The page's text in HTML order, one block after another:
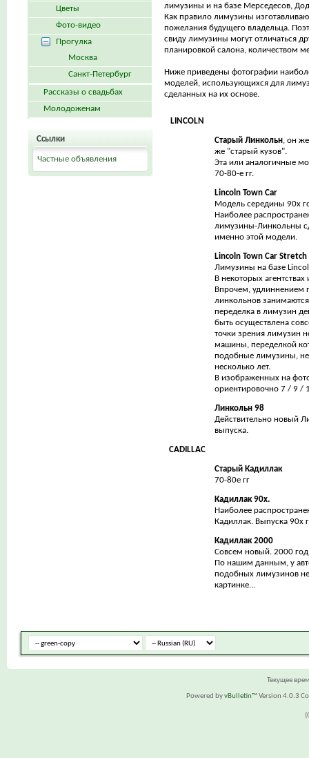
лимузины и на базе Мерседесов,
Как правило лимузины
пожелания будущего владельца.
свиду лимузины могут отличаться
планировкой салона, количеством
Ниже приведены фотографии
моделей, использующихся для
сделанных на их основе.
LINCOLN
Старый Линкольн , он
же "старый кузов".
Эта или аналогичные
70-80-е гг.
Lincoln Town Car
Модель середины 90х
Наиболее
лимузины-Линкольны
именно этой модели.
Lincoln Town Car Stretch
Лимузины на базе
В некоторых
Впрочем, удлиннением
линкольнов
переделка в лимузин
быть осуществлена
точки зрения лимузин
машины, переделкой
подобные лимузины,
несколько лет.
В изображенных на
ориентировочно 7 / 9 /
Линкольн 98
Действительно новый
выпуска.
CADILLAC
Старый Кадиллак
70-80е гг
Кадиллак 90х.
Наиболее
Кадиллак. Выпуска 90х
Кадиллак 2000
Совсем новый. 2000
По нашим данным, у
подобных лимузинов
картинке...
Цветы
Фото-видео
Прогулка
Москва
Санкт-Петербург
Рассказы о свадьбах
Молодоженам
Ссылки
Частные объявления
Текущее
Powered byvBulletin™ Version 4.0.3